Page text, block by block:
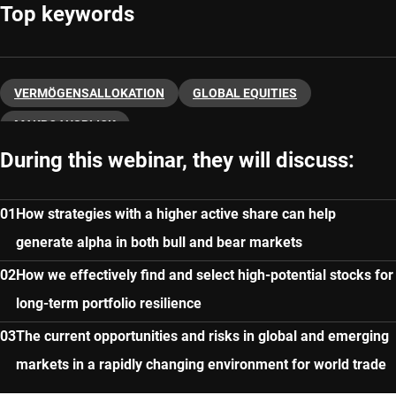
Top keywords
VERMÖGENSALLOKATION GLOBAL EQUITIES
MAKROAUSBLICK
During this webinar, they will discuss:
How strategies with a higher active share can help
generate alpha in both bull and bear markets
How we effectively find and select high-potential stocks for
long-term portfolio resilience
The current opportunities and risks in global and emerging
markets in a rapidly changing environment for world trade